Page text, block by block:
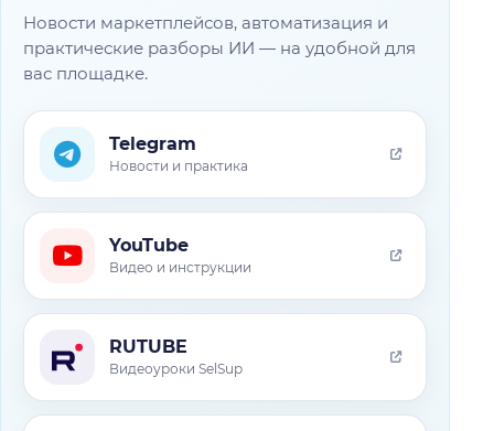
Новости маркетплейсов, автоматизация и
практические разборы ИИ — на удобной для
вас площадке.
Telegram
Новости и практика
YouTube
Видео и инструкции
RUTUBE
Видеоуроки SelSup